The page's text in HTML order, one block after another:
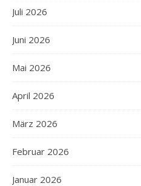
Juli 2026
Juni 2026
Mai 2026
April 2026
März 2026
Februar 2026
Januar 2026